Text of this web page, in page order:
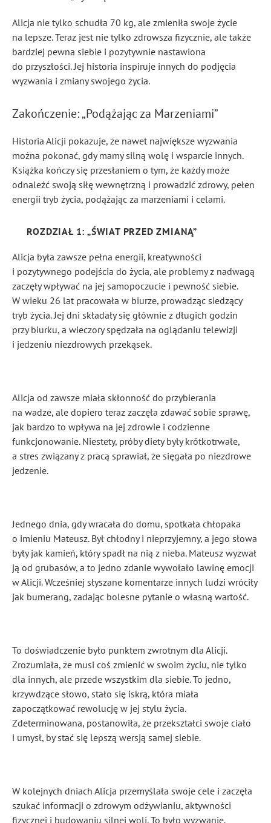
Alicja nie tylko schudła 70 kg, ale zmieniła swoje życie
na lepsze. Teraz jest nie tylko zdrowsza fizycznie, ale także
bardziej pewna siebie i pozytywnie nastawiona
do przyszłości. Jej historia inspiruje innych do podjęcia
wyzwania i zmiany swojego życia.
Zakończenie: „Podążając za Marzeniami”
Historia Alicji pokazuje, że nawet największe wyzwania
można pokonać, gdy mamy silną wolę i wsparcie innych.
Książka kończy się przesłaniem o tym, że każdy może
odnaleźć swoją siłę wewnętrzną i prowadzić zdrowy, pełen
energii tryb życia, podążając za marzeniami i celami.
ROZDZIAŁ 1: „ŚWIAT PRZED ZMIANĄ”
Alicja była zawsze pełna energii, kreatywności
i pozytywnego podejścia do życia, ale problemy z nadwagą
zaczęły wpływać na jej samopoczucie i pewność siebie.
W wieku 26 lat pracowała w biurze, prowadząc siedzący
tryb życia. Jej dni składały się głównie z długich godzin
przy biurku, a wieczory spędzała na oglądaniu telewizji
i jedzeniu niezdrowych przekąsek.
Alicja od zawsze miała skłonność do przybierania
na wadze, ale dopiero teraz zaczęła zdawać sobie sprawę,
jak bardzo to wpływa na jej zdrowie i codzienne
funkcjonowanie. Niestety, próby diety były krótkotrwałe,
a stres związany z pracą sprawiał, że sięgała po niezdrowe
jedzenie.
Jednego dnia, gdy wracała do domu, spotkała chłopaka
o imieniu Mateusz. Był chłodny i nieprzyjemny, a jego słowa
były jak kamień, który spadł na nią z nieba. Mateusz wyzwał
ją od grubasów, a to jedno zdanie wywołało lawinę emocji
w Alicji. Wcześniej słyszane komentarze innych ludzi wróciły
jak bumerang, zadając bolesne pytanie o własną wartość.
To doświadczenie było punktem zwrotnym dla Alicji.
Zrozumiała, że musi coś zmienić w swoim życiu, nie tylko
dla innych, ale przede wszystkim dla siebie. To jedno,
krzywdzące słowo, stało się iskrą, która miała
zapoczątkować rewolucję w jej stylu życia.
Zdeterminowana, postanowiła, że przekształci swoje ciało
i umysł, by stać się lepszą wersją samej siebie.
W kolejnych dniach Alicja przemyślała swoje cele i zaczęła
szukać informacji o zdrowym odżywianiu, aktywności
fizycznej i budowaniu silnej woli. To było wyzwanie,